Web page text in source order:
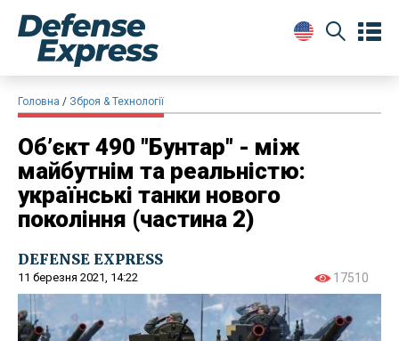
Головна Зброя & Технології
Об’єкт 490 "Бунтар" - між
майбутнім та реальністю:
українські танки нового
покоління (частина 2)
DEFENSE EXPRESS
11 березня 2021, 14:22 17510